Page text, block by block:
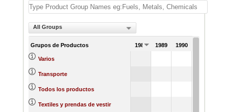
All Groups
Grupos de Productos 1988 1989 1990
Varios
Transporte
Todos los productos
Textiles y prendas de vestir